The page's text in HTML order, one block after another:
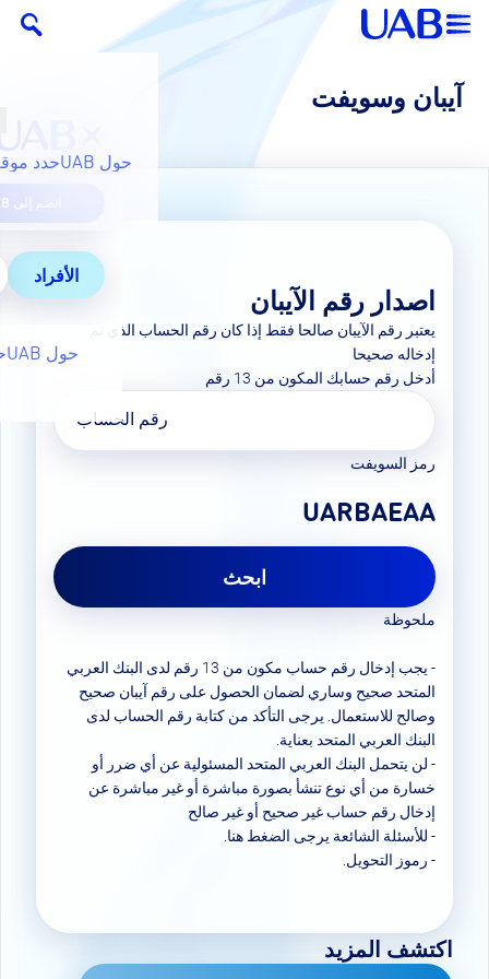
انضم إلى UAB
الأفراد
حول UAB
حول UAB حدد
آيبان وسويفت
اصدار رقم الآيبان
يعتبر رقم الآيبان صالحا فقط إذا كان رقم الحساب الذي تم
إدخاله صحيحا
أدخل رقم حسابك المكون من 13 رقم
رقم الحساب
رمز السويفت
UARBAEAA
ابحث
ملحوظة
- يجب إدخال رقم حساب مكون من 13 رقم لدى البنك العربي
المتحد صحيح وساري لضمان الحصول على رقم آيبان صحيح
وصالح للاستعمال. يرجى التأكد من كتابة رقم الحساب لدى
البنك العربي المتحد بعناية.
- لن يتحمل البنك العربي المتحد المسئولية عن أي ضرر أو
خسارة من أي نوع تنشأ بصورة مباشرة أو غير مباشرة عن
إدخال رقم حساب غير صحيح أو غير صالح
- للأسئلة الشائعة يرجى الضغط هنا
- رموز التحويل
اكتشف المزيد